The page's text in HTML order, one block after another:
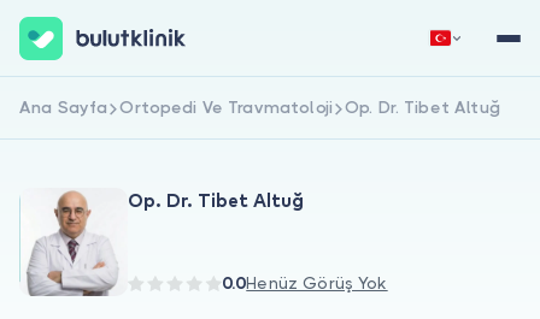
Hemen Kaydol Giriş Yap
Ana Sayfa Ortopedi Ve Travmatoloji Op. Dr. Tibet Altuğ
Op. Dr. Tibet Altuğ
0.0Henüz Görüş Yok